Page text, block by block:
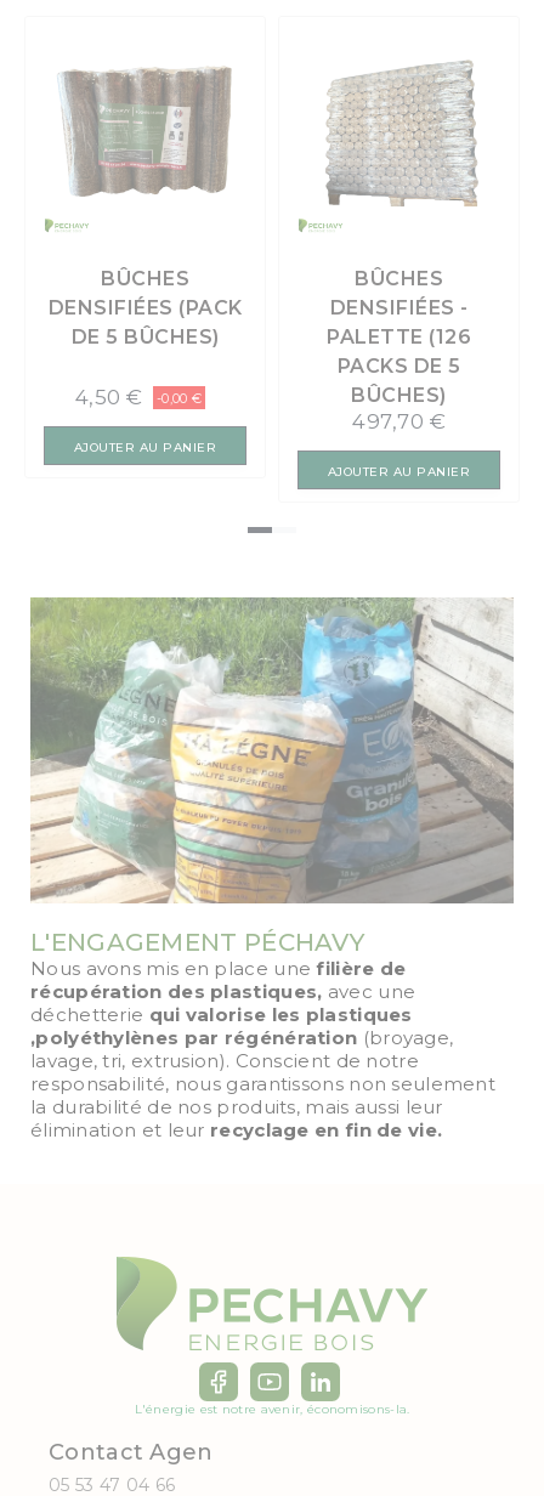
BÛCHES
DENSIFIÉES (PACK
DE 5 BÛCHES)
4,50 € -0,00 €
AJOUTER AU PANIER
BÛCHES
DENSIFIÉES -
PALETTE (126
PACKS DE 5
BÛCHES)
497,70 €
AJOUTER AU PANIER
L'ENGAGEMENT PÉCHAVY
Nous avons mis en place unefilière de
récupération des plastiques, avec une
déchetterie qui valorise les plastiques
,polyéthylènes par régénération (broyage,
lavage, tri, extrusion). Conscient de notre
responsabilité, nous garantissons non seulement
la durabilité de nos produits, mais aussi leur
élimination et leur recyclage en fin de vie.
L'énergie est notre avenir, économisons-la.
Contact Agen
05 53 47 04 66